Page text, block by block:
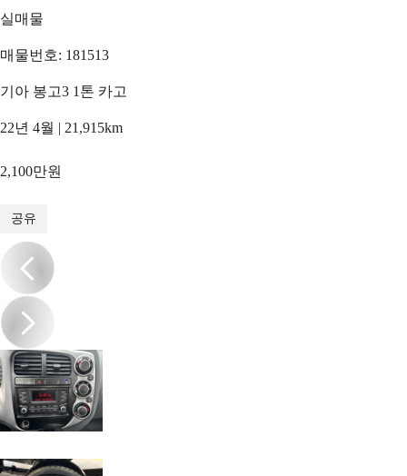
실매물
매물번호: 181513
기아 봉고3 1톤 카고
22년 4월 | 21,915km
2,100만원
공유
/20